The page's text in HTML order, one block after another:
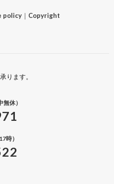
policy｜ Copyright
ります。
休）
時）